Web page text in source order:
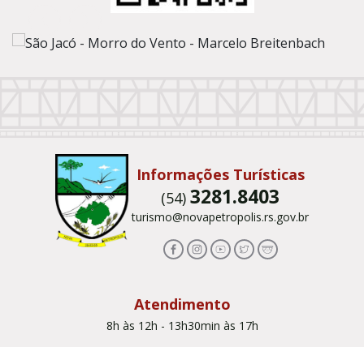
Informações Turísticas
(54)3281.8403
turismo@novapetropolis.rs.gov.br
Atendimento
8h às 12h - 13h30min às 17h